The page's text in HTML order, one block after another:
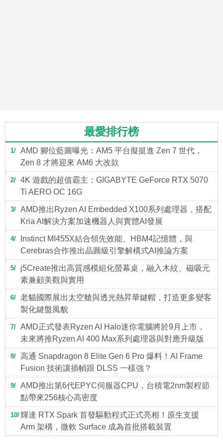
最愛排行榜
1
AMD 腳位藍圖曝光：AM5 平台擬挺進 Zen 7 世代，
Zen 8 才將迎來 AM6 大改款
2
4K 遊戲的超值霸主：GIGABYTE GeForce RTX 5070
Ti AERO OC 16G
3
AMD推出Ryzen AI Embedded X100系列處理器，搭配
Kria AI解決方案加速機器人與實體AI發展
4
Instinct MI455X結合領先效能、HBM4記憶體，與
Cerebras合作推出晶圓級引擎解構式AI推論方案
5
j5Create推出高質感模組化螢幕桌，融入木紋、磁吸元
素兼顧美觀與實用
6
老貓國際展出太空艙與透光熱昇華鍵帽，打造更多變客
製化鍵盤風貌
7
AMD正式發表Ryzen AI Halo迷你電腦將於9月上市，
未來將推Ryzen AI 400 Max系列處理器與對應升級版
8
高通 Snapdragon 8 Elite Gen 6 Pro 爆料！AI Frame
Fusion 技術讓插幀跟 DLSS 一樣強？
9
AMD推出第6代EPYC伺服器CPU，台積電2nm製程節
點帶來256核心高密度
10 輝達 RTX Spark 首發驅動程式正式亮相！原生支援
Arm 架構，微軟 Surface 成為首批搭載裝置